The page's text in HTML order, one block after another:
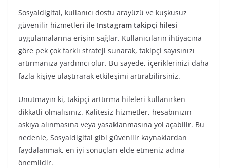
Sosyaldigital, kullanıcı dostu arayüzü ve kuşkusuz
güvenilir hizmetleri ile Instagram takipçi hilesi
uygulamalarına erişim sağlar. Kullanıcıların ihtiyacına
göre pek çok farklı strateji sunarak, takipçi sayısınızı
artırmanıza yardımcı olur. Bu sayede, içeriklerinizi daha
fazla kişiye ulaştırarak etkileşimi artırabilirsiniz.
Unutmayın ki, takipçi arttırma hileleri kullanırken
dikkatli olmalısınız. Kalitesiz hizmetler, hesabınızın
askıya alınmasına veya yasaklanmasına yol açabilir. Bu
nedenle, Sosyaldigital gibi güvenilir kaynaklardan
faydalanmak, en iyi sonuçları elde etmeniz adına
önemlidir.